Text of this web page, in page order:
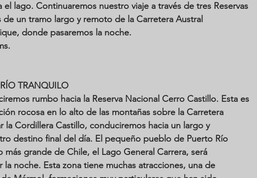
el lago. Continuaremos nuestro viaje a través de tres Reservas
de un tramo largo y remoto de la Carretera Austral
donde pasaremos la noche.
TRANQUILO
rumbo hacia la Reserva Nacional Cerro Castillo. Esta es
rocosa en lo alto de las montañas sobre la Carretera
la Cordillera Castillo, conduciremos hacia un largo y
destino final del día. El pequeño pueblo de Puerto Río
más grande de Chile, el Lago General Carrera, será
la noche. Esta zona tiene muchas atracciones, una de